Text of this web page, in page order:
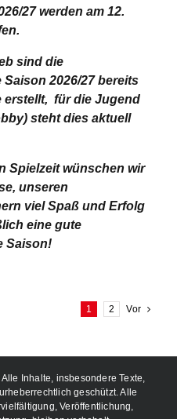
27 werden am 12.
sind die
2026/27 bereits
erstellt, für die Jugend
steht dies aktuell
Spielzeit wünschen wir
unseren
viel Spaß und Erfolg
eine gute
Saison!
1 2 Vor
Alle Inhalte, insbesondere Texte,
geschützt. Alle
Veröffentlichung,